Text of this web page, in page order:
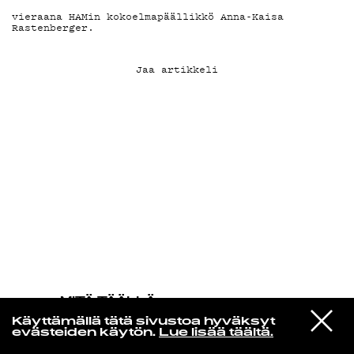
Käyttämällä tätä sivustoa hyväksyt
evästeiden käytön. Lue lisää täältä.
VIESTI
STUDIOON
MITÄ TÄÄLLÄ
First Aid Kit
Angel
KIRJAUDU SISÄÄN
vieraana HAMin kokoelmapäällikkö Anna-Kaisa
Rastenberger.
Jaa artikkeli